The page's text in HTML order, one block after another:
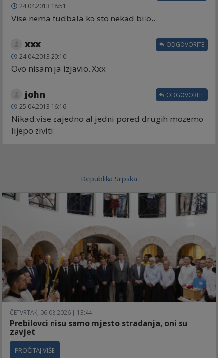
24.04.2013 18:51
Vise nema fudbala ko sto nekad bilo..
xxx
24.04.2013 20:10
Ovo nisam ja izjavio. Xxx
ODGOVORITE
john
25.04.2013 16:16
Nikad.vise zajedno al jedni pored drugih mozemo
lijepo ziviti
ODGOVORITE
Republika Srpska
ČETVRTAK, 06.08.2026 | 13:44
Prebilovci nisu samo mjesto stradanja, oni su
zavjet
PROČITAJ VIŠE